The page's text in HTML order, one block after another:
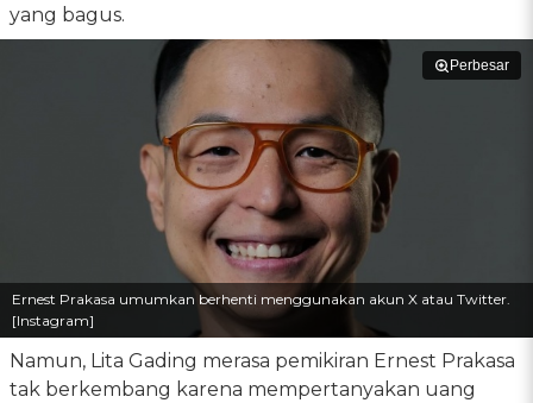
yang bagus.
Perbesar
Ernest Prakasa umumkan berhenti menggunakan akun X atau Twitter.
[Instagram]
Namun, Lita Gading merasa pemikiran Ernest Prakasa
tak berkembang karena mempertanyakan uang